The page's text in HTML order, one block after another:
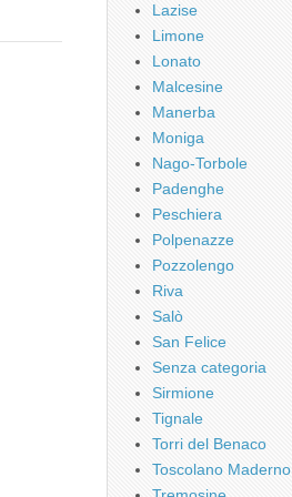
Lazise
Limone
Lonato
Malcesine
Manerba
Moniga
Nago-Torbole
Padenghe
Peschiera
Polpenazze
Pozzolengo
Riva
Salò
San Felice
Senza categoria
Sirmione
Tignale
Torri del Benaco
Toscolano Maderno